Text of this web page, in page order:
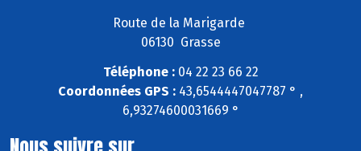
Route de la Marigarde
06130 Grasse
Téléphone :04 22 23 66 22
Coordonnées GPS : 43,6544447047787 ° ,
6,93274600031669 °